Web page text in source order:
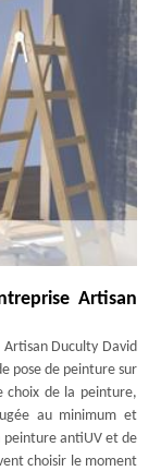
Artisan
Duculty David
pose de peinture sur
choix de la peinture,
au minimum et
peinture antiUV et de
choisir le moment